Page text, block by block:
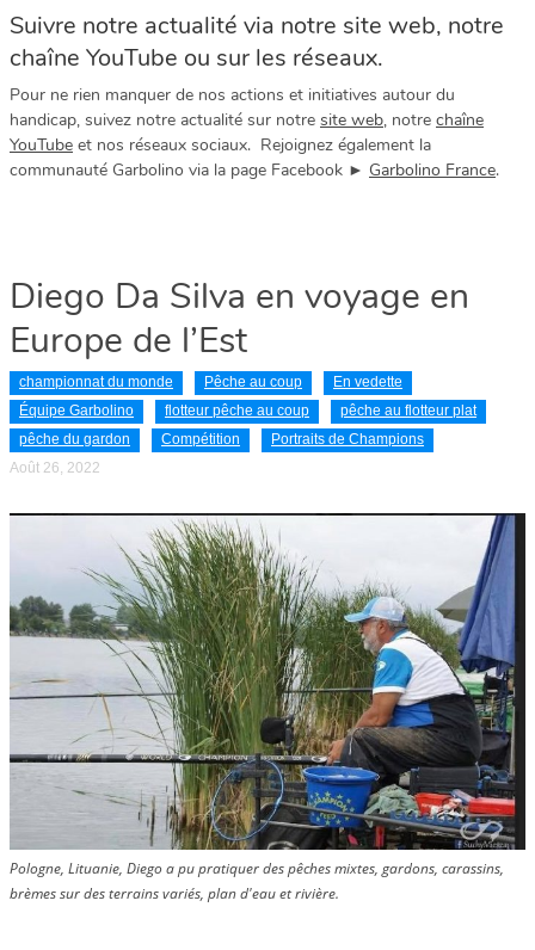
Suivre notre actualité via notre site web, notre
chaîne YouTube ou sur les réseaux.
Pour ne rien manquer de nos actions et initiatives autour du
handicap, suivez notre actualité sur notre site web, notre chaîne
YouTube et nos réseaux sociaux. Rejoignez également la
communauté Garbolino via la page Facebook ► Garbolino France.
Diego Da Silva en voyage en
Europe de l’Est
championnat du monde Pêche au coup
En vedette
Équipe Garbolino
flotteur pêche au coup
pêche au flotteur plat
pêche du gardon
Compétition
Portraits de Champions
Août 26, 2022
Pologne, Lituanie, Diego a pu pratiquer des pêches mixtes, gardons, carassins,
brèmes sur des terrains variés, plan d'eau et rivière.